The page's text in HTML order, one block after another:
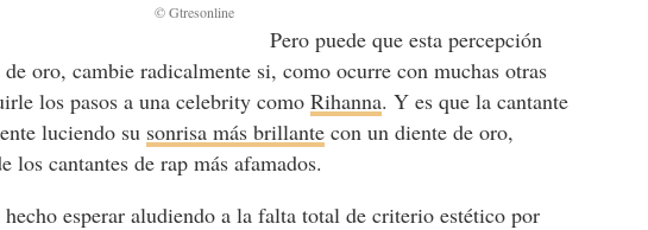
Pero puede que esta percepción
oro, cambie radicalmente si, como ocurre con muchas otras
los pasos a una celebrity comoRihanna. Y es que la cantante
luciendo su sonrisa más brillante con un diente de oro,
los cantantes de rap más afamados.
esperar aludiendo a la falta total de criterio estético por